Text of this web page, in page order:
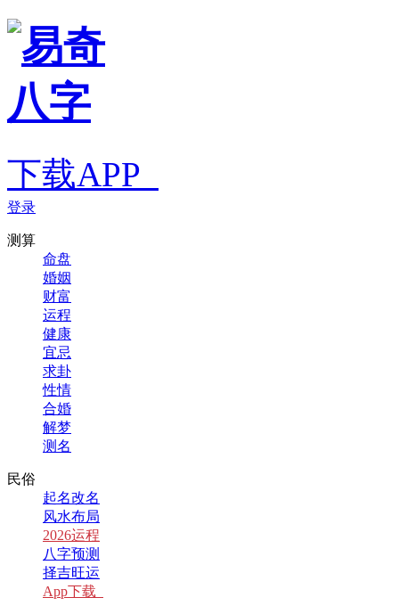
下载APP
登录
测算
命盘
婚姻
财富
运程
健康
宜忌
求卦
性情
合婚
解梦
测名
民俗
起名改名
风水布局
2026运程
八字预测
择吉旺运
App下载